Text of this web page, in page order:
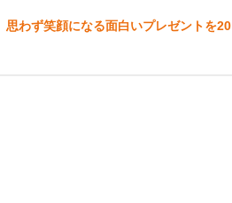
思わず笑顔になる面白いプレゼントを20